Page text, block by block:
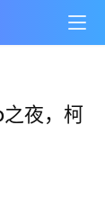
之夜，柯